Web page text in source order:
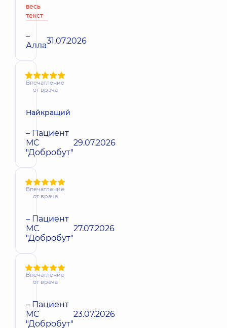
весь
текст
–
Алла31.07.2026
Впечатление
от врача
Найкращий
– Пациент
МС
"Добробут"
29.07.2026
Впечатление
от врача
– Пациент
МС
"Добробут"
27.07.2026
Впечатление
от врача
– Пациент
МС
"Добробут"
23.07.2026